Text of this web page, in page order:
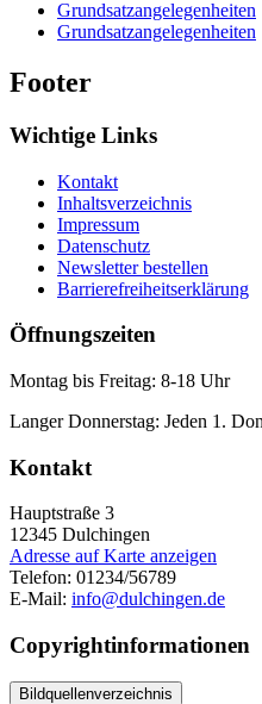
Grundsatzangelegenheiten
Grundsatzangelegenheiten
Footer
Wichtige Links
Kontakt
Inhaltsverzeichnis
Impressum
Datenschutz
Newsletter bestellen
Barrierefreiheitserklärung
Öffnungszeiten
Montag bis Freitag: 8-18 Uhr
Langer Donnerstag: Jeden 1.
Kontakt
Hauptstraße 3
12345 Dulchingen
Adresse auf Karte anzeigen
Telefon: 01234/56789
E-Mail: info@dulchingen.de
Copyrightinformationen
Bildquellenverzeichnis